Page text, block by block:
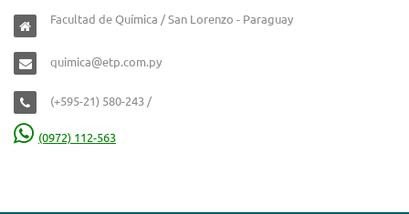
Facultad de Química / San Lorenzo - Paraguay
quimica@etp.com.py
(+595-21) 580-243 /
(0972) 112-563